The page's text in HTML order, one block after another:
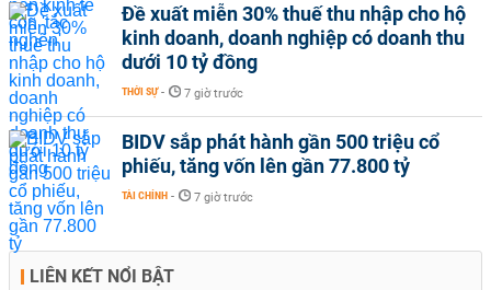
Đề xuất miễn 30% thuế thu nhập cho hộ
kinh doanh, doanh nghiệp có doanh thu
dưới 10 tỷ đồng
THỜI SỰ - 7 giờ trước
BIDV sắp phát hành gần 500 triệu cổ
phiếu, tăng vốn lên gần 77.800 tỷ
TÀI CHÍNH - 7 giờ trước
LIÊN KẾT NỔI BẬT